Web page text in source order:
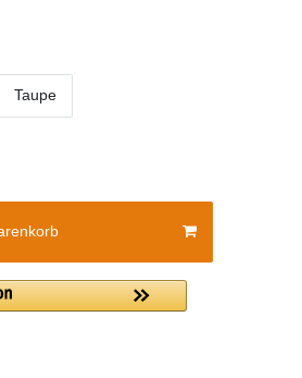
Taupe